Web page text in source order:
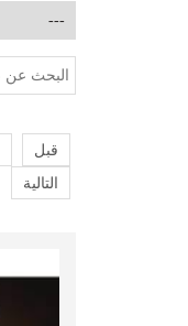
قبل
التالية